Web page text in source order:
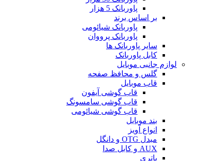
پاوربانک 5 هزار
بر اساس برند
پاوربانک شیائومی
پاوربانک پرووان
سایر پاوربانک ها
کابل پاوربانک
لوازم جانبی موبایل
گلس و محافظ صفحه
قاب موبایل
قاب گوشی آیفون
قاب گوشی سامسونگ
قاب گوشی شیائومی
بند موبایل
انواع آویز
مبدل OTG و دانگل
AUX و کابل صدا
باتری